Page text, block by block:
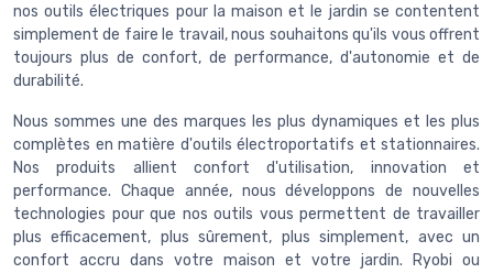
nos outils électriques pour la maison et le jardin se contentent
simplement de faire le travail, nous souhaitons qu'ils vous offrent
toujours plus de confort, de performance, d'autonomie et de
durabilité.
Nous sommes une des marques les plus dynamiques et les plus
complètes en matière d'outils électroportatifs et stationnaires.
Nos produits allient confort d'utilisation, innovation et
performance. Chaque année, nous développons de nouvelles
technologies pour que nos outils vous permettent de travailler
plus efficacement, plus sûrement, plus simplement, avec un
confort accru dans votre maison et votre jardin. Ryobi ou